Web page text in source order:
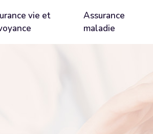
vie et
Assurance
maladie